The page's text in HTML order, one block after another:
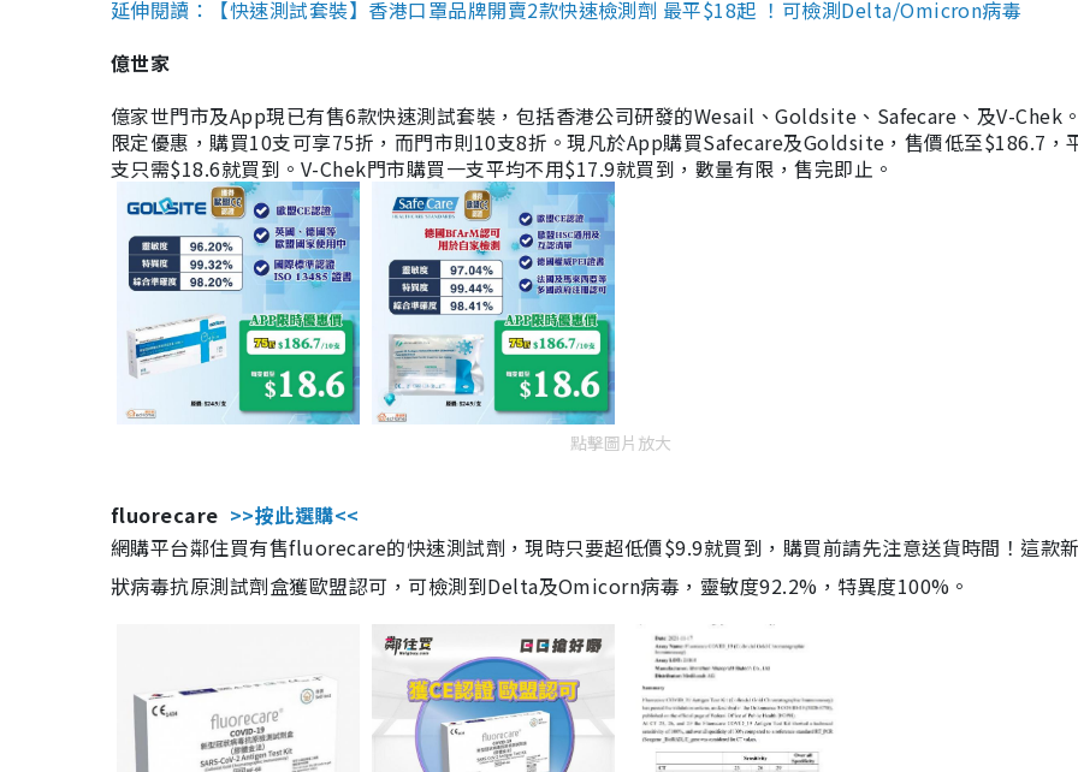
延伸閱讀：【快速測試套裝】香港口罩品牌開賣2款快速檢測劑 最平$18起 ！可檢測Delta/Omicron病毒
億世家
億家世門市及App現已有售6款快速測試套裝，包括香港公司研發的Wesail、Goldsite、Safecare、及V-Chek
限定優惠，購買10支可享75折，而門市則10支8折。現凡於App購買Safecare及Goldsite，售價低至$186.7，
支只需$18.6就買到。V-Chek門市購買一支平均不用$17.9就買到，數量有限，售完即止。
點擊圖片放大
fluorecare >>按此選購<<
網購平台鄰住買有售fluorecare的快速測試劑，現時只要超低價$9.9就買到，購買前請先注意送貨時間！這款
狀病毒抗原測試劑盒獲歐盟認可，可檢測到Delta及Omicorn病毒，靈敏度92.2%，特異度100%。